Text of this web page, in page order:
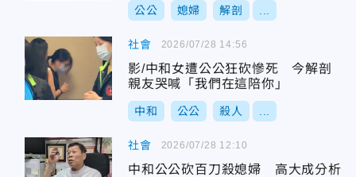
公公 媳婦 解剖
社會
影/中和女遭公公狂砍慘死 今解剖
親友哭喊「我們在這陪你」
中和 公公 殺人
2026/07/28 14:56
社會
中和公公砍百刀殺媳婦 高大成分析
2026/07/28 12:10